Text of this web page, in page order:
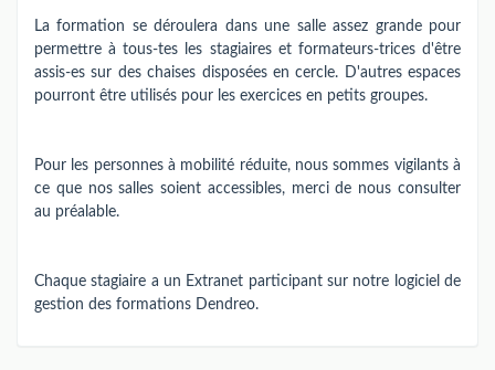
La formation se déroulera dans une salle assez grande pour
permettre à tous-tes les stagiaires et formateurs-trices d'être
assis-es sur des chaises disposées en cercle. D'autres espaces
pourront être utilisés pour les exercices en petits groupes.
Pour les personnes à mobilité réduite, nous sommes vigilants à
ce que nos salles soient accessibles, merci de nous consulter
au préalable.
Chaque stagiaire a un Extranet participant sur notre logiciel de
gestion des formations Dendreo.